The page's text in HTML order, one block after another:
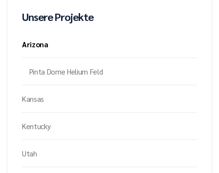
Unsere Projekte
Arizona
Pinta Dome Helium Feld
Kansas
Kentucky
Utah